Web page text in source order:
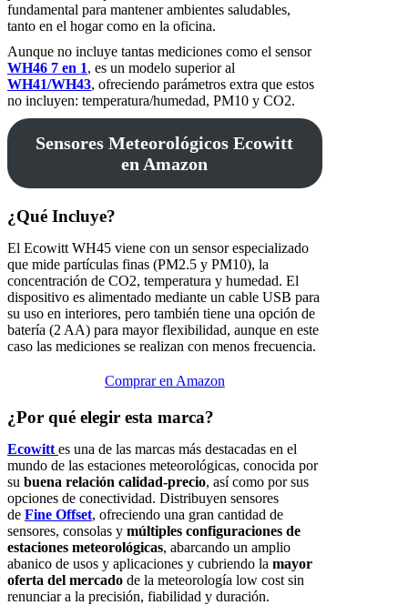
fundamental para mantener ambientes saludables,
tanto en el hogar como en la oficina.
Aunque no incluye tantas mediciones como el sensor
WH46 7 en 1, es un modelo superior al
WH41/WH43, ofreciendo parámetros extra que estos
no incluyen: temperatura/humedad, PM10 y CO2.
Sensores Meteorológicos Ecowitt
en Amazon
¿Qué Incluye?
El Ecowitt WH45 viene con un sensor especializado
que mide partículas finas (PM2.5 y PM10), la
concentración de CO2, temperatura y humedad. El
dispositivo es alimentado mediante un cable USB para
su uso en interiores, pero también tiene una opción de
batería (2 AA) para mayor flexibilidad, aunque en este
caso las mediciones se realizan con menos frecuencia.
Comprar en Amazon
¿Por qué elegir esta marca?
Ecowitt es una de las marcas más destacadas en el
mundo de las estaciones meteorológicas, conocida por
su buena relación calidad-precio, así como por sus
opciones de conectividad. Distribuyen sensores
de Fine Offset, ofreciendo una gran cantidad de
sensores, consolas y múltiples configuraciones de
estaciones meteorológicas, abarcando un amplio
abanico de usos y aplicaciones y cubriendo la mayor
oferta del mercado de la meteorología low cost sin
renunciar a la precisión, fiabilidad y duración.